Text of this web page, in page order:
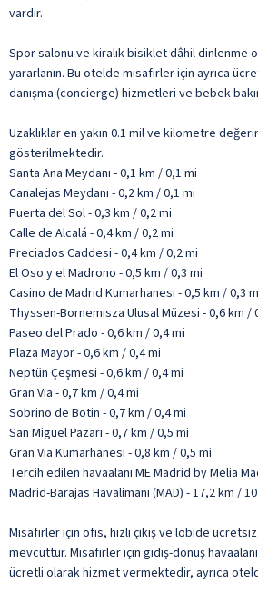
vardır.
Spor salonu ve kiralık bisiklet dâhil dinlenme
yararlanın. Bu otelde misafirler için ayrıca
danışma (concierge) hizmetleri ve bebek
Uzaklıklar en yakın 0.1 mil ve kilometre
gösterilmektedir.
Santa Ana Meydanı - 0,1 km / 0,1 mi
Canalejas Meydanı - 0,2 km / 0,1 mi
Puerta del Sol - 0,3 km / 0,2 mi
Calle de Alcalá - 0,4 km / 0,2 mi
Preciados Caddesi - 0,4 km / 0,2 mi
El Oso y el Madrono - 0,5 km / 0,3 mi
Casino de Madrid Kumarhanesi - 0,5 km / 0,3
Thyssen-Bornemisza Ulusal Müzesi - 0,6 km /
Paseo del Prado - 0,6 km / 0,4 mi
Plaza Mayor - 0,6 km / 0,4 mi
Neptün Çeşmesi - 0,6 km / 0,4 mi
Gran Via - 0,7 km / 0,4 mi
Sobrino de Botin - 0,7 km / 0,4 mi
San Miguel Pazarı - 0,7 km / 0,5 mi
Gran Via Kumarhanesi - 0,8 km / 0,5 mi
Tercih edilen havaalanı ME Madrid by Melia
Madrid-Barajas Havalimanı (MAD) - 17,2 km /
Misafirler için ofis, hızlı çıkış ve lobide
mevcuttur. Misafirler için gidiş-dönüş
ücretli olarak hizmet vermektedir, ayrıca